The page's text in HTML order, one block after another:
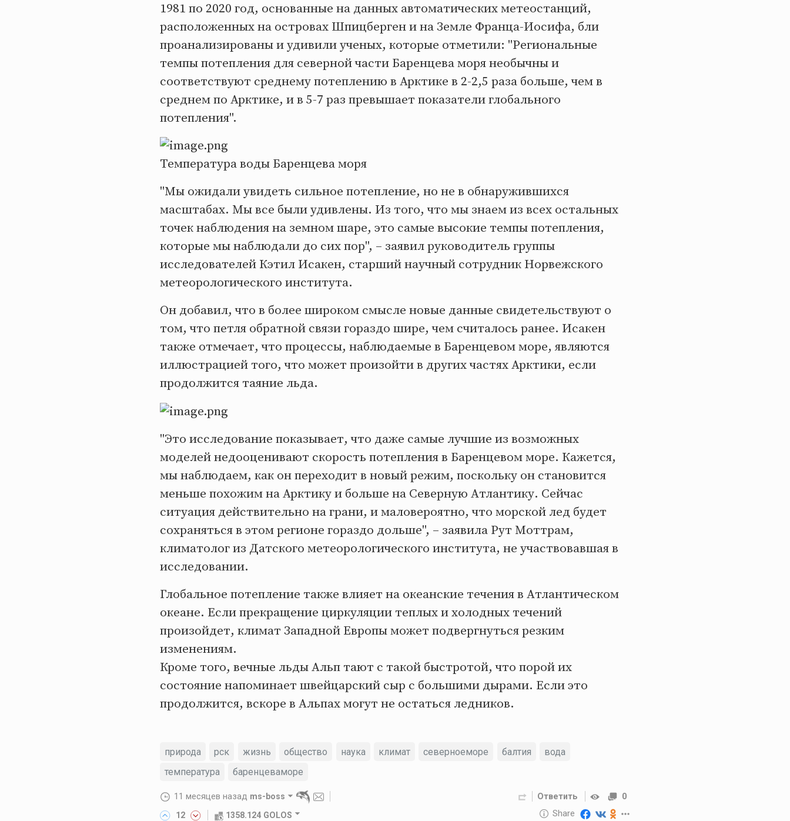
1981 по 2020 год, основанные на данных автоматических метеостанций,
расположенных на островах Шпицберген и на Земле Франца-Иосифа, бли
проанализированы и удивили ученых, которые отметили: "Региональные
темпы потепления для северной части Баренцева моря необычны и
соответствуют среднему потеплению в Арктике в 2-2,5 раза больше, чем в
среднем по Арктике, и в 5-7 раз превышает показатели глобального
потепления".
Температура воды Баренцева моря
"Мы ожидали увидеть сильное потепление, но не в обнаружившихся
масштабах. Мы все были удивлены. Из того, что мы знаем из всех остальных
точек наблюдения на земном шаре, это самые высокие темпы потепления,
которые мы наблюдали до сих пор", – заявил руководитель группы
исследователей Кэтил Исакен, старший научный сотрудник Норвежского
метеорологического института.
Он добавил, что в более широком смысле новые данные свидетельствуют о
том, что петля обратной связи гораздо шире, чем считалось ранее. Исакен
также отмечает, что процессы, наблюдаемые в Баренцевом море, являются
иллюстрацией того, что может произойти в других частях Арктики, если
продолжится таяние льда.
"Это исследование показывает, что даже самые лучшие из возможных
моделей недооценивают скорость потепления в Баренцевом море. Кажется,
мы наблюдаем, как он переходит в новый режим, поскольку он становится
меньше похожим на Арктику и больше на Северную Атлантику. Сейчас
ситуация действительно на грани, и маловероятно, что морской лед будет
сохраняться в этом регионе гораздо дольше", – заявила Рут Моттрам,
климатолог из Датского метеорологического института, не участвовавшая в
исследовании.
Глобальное потепление также влияет на океанские течения в Атлантическом
океане. Если прекращение циркуляции теплых и холодных течений
произойдет, климат Западной Европы может подвергнуться резким
изменениям.
Кроме того, вечные льды Альп тают с такой быстротой, что порой их
состояние напоминает швейцарский сыр с большими дырами. Если это
продолжится, вскоре в Альпах могут не остаться ледников.
природа рск жизнь общество наука климат северноеморе балтия
вода
температура
баренцеваморе
11 месяцев назад ms-boss
12
1358.124 GOLOS
Ответить 0
Share
Reward
10 GOLOS